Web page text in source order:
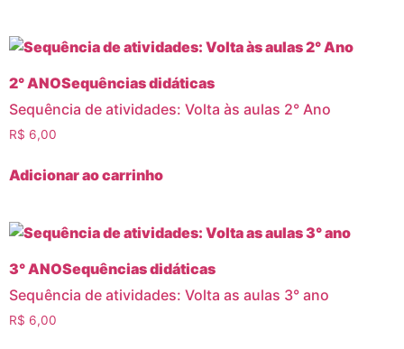
2° ANOSequências didáticas
Sequência de atividades: Volta às aulas 2° Ano
R$ 6,00
Adicionar ao carrinho
3° ANOSequências didáticas
Sequência de atividades: Volta as aulas 3° ano
R$ 6,00